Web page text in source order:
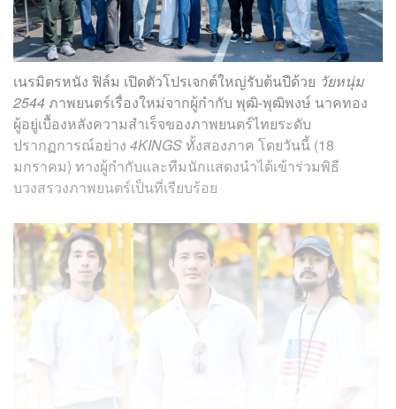
เนรมิตรหนัง ฟิล์ม เปิดตัวโปรเจกต์ใหญ่รับต้นปีด้วย วัยหนุ่ม
2544ภาพยนตร์เรื่องใหม่จากผู้กำกับ พุฒิ-พุฒิพงษ์ นาคทอง
ผู้อยู่เบื้องหลังความสำเร็จของภาพยนตร์ไทยระดับ
ปรากฏการณ์อย่าง 4KINGSทั้งสองภาค โดยวันนี้ (18
มกราคม) ทางผู้กำกับและทีมนักแสดงนำได้เข้าร่วมพิธี
บวงสรวงภาพยนตร์เป็นที่เรียบร้อย